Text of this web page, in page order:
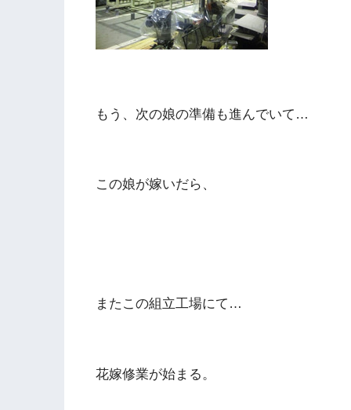
もう、次の娘の準備も進んでいて…
この娘が嫁いだら、
またこの組立工場にて…
花嫁修業が始まる。